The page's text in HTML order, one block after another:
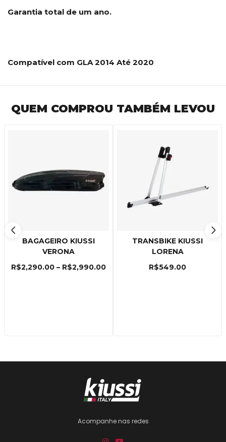
Garantia total de um ano.
Compatível com GLA 2014 Até 2020
QUEM COMPROU TAMBÉM LEVOU
BAGAGEIRO KIUSSI
VERONA
R$2,290.00 – R$2,990.00
TRANSBIKE KIUSSI
LORENA
R$549.00
Acompanhe nas redes